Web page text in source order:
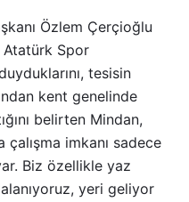
Özlem Çerçioğlu
Atatürk Spor
tesisin
kent genelinde
belirten Mindan,
çalışma imkanı sadece
Biz özellikle yaz
yeri geliyor